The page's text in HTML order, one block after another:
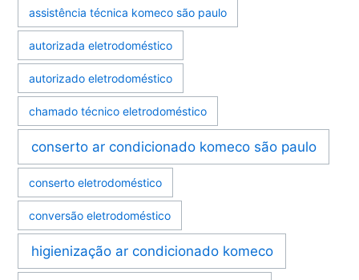
assistência técnica komeco são paulo
autorizada eletrodoméstico
autorizado eletrodoméstico
chamado técnico eletrodoméstico
conserto ar condicionado komeco são paulo
conserto eletrodoméstico
conversão eletrodoméstico
higienização ar condicionado komeco